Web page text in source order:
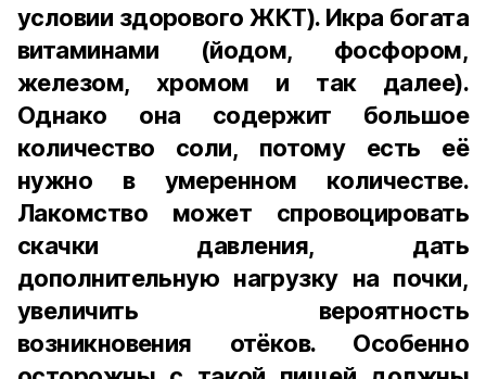
условии здорового ЖКТ). Икра богата
витаминами (йодом, фосфором,
железом, хромом и так далее).
Однако она содержит большое
количество соли, потому есть её
нужно в умеренном количестве.
Лакомство может спровоцировать
скачки давления, дать
дополнительную нагрузку на почки,
увеличить вероятность
возникновения отёков. Особенно